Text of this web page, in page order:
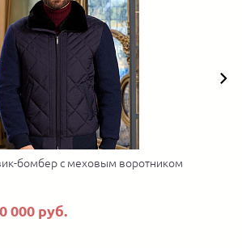
бомбер с меховым воротником
000 руб.